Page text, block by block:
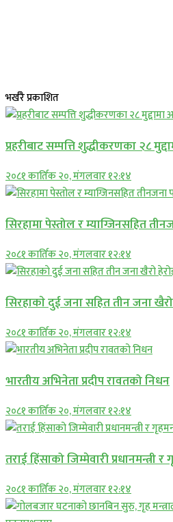
भर्खरै प्रकाशित
प्रहरीबाट सम्पत्ति शुद्धीकरणका २८
२०८१ कार्तिक २०, मंगलवार १२:१४
सिरहामा पेस्तोल र म्याग्जिनसहित
२०८१ कार्तिक २०, मंगलवार १२:१४
सिरहाकाे दुई जना सहित तीन जना
२०८१ कार्तिक २०, मंगलवार १२:१४
भारतीय अभिनेता प्रदीप रावतको निधन
२०८१ कार्तिक २०, मंगलवार १२:१४
तराई हिंसाको जिम्मेवारी प्रधानमन्त्री
२०८१ कार्तिक २०, मंगलवार १२:१४